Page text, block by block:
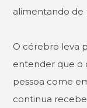
alimentando de
O cérebro leva
entender que o
pessoa come
continua